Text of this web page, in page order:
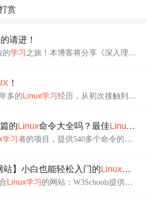
赏
的请进！
的学习之旅！本博客将分享《深入理解
！
多的 Linux学习经历，从初次接触到目
的Linux命令大全吗？最佳Linux 学
学习者的项目，提供540多个命令的手
站】小白也能轻松入门的Linux学习
Linux学习的网站：W3Schools提供We